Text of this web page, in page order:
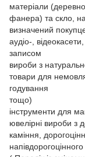
матеріали
фанера) та скло,
визначений
аудіо-,
записом
вироби з
товари для
годування
тощо)
інструменти для
ювелірні вироби з
каміння,